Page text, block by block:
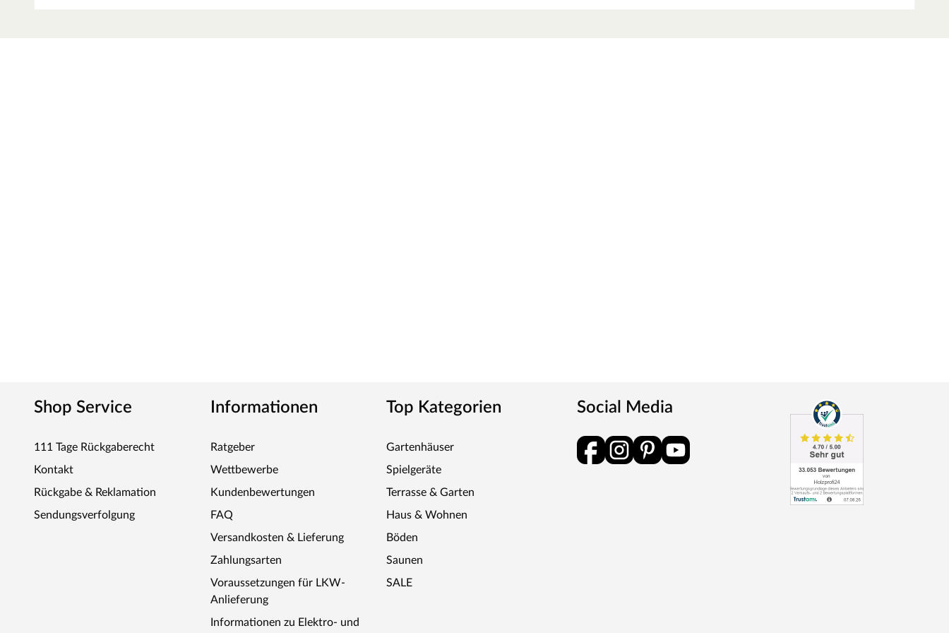
Shop Service
111 Tage Rückgaberecht
Kontakt
Rückgabe & Reklamation
Sendungsverfolgung
Informationen
Ratgeber
Wettbewerbe
Kundenbewertungen
FAQ
Versandkosten & Lieferung
Zahlungsarten
Voraussetzungen für LKW-
Anlieferung
Informationen zu Elektro- und
Top Kategorien
Gartenhäuser
Spielgeräte
Terrasse & Garten
Haus & Wohnen
Böden
Saunen
SALE
Social Media